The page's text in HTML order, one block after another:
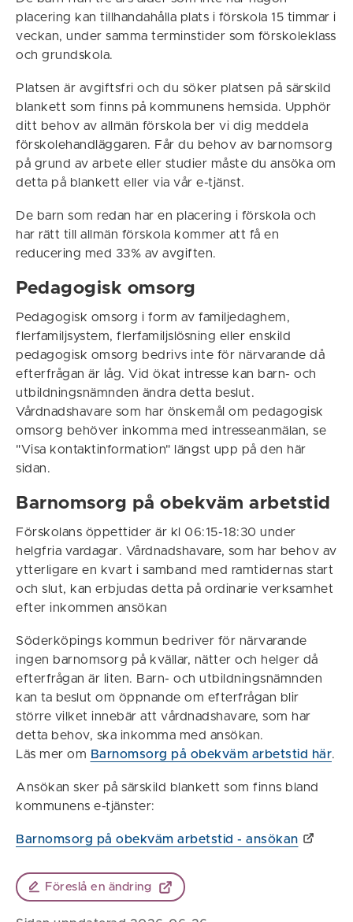
placering kan tillhandahålla plats i förskola 15 timmar i
veckan, under samma terminstider som förskoleklass
och grundskola.
Platsen är avgiftsfri och du söker platsen på särskild
blankett som finns på kommunens hemsida. Upphör
ditt behov av allmän förskola ber vi dig meddela
förskolehandläggaren. Får du behov av barnomsorg
på grund av arbete eller studier måste du ansöka om
detta på blankett eller via vår e-tjänst.
De barn som redan har en placering i förskola och
har rätt till allmän förskola kommer att få en
reducering med 33% av avgiften.
Pedagogisk omsorg
Pedagogisk omsorg i form av familjedaghem,
flerfamiljsystem, flerfamiljslösning eller enskild
pedagogisk omsorg bedrivs inte för närvarande då
efterfrågan är låg. Vid ökat intresse kan barn- och
utbildningsnämnden ändra detta beslut.
Vårdnadshavare som har önskemål om pedagogisk
omsorg behöver inkomma med intresseanmälan, se
"Visa kontaktinformation" längst upp på den här
sidan.
Barnomsorg på obekväm arbetstid
Förskolans öppettider är kl 06:15-18:30 under
helgfria vardagar. Vårdnadshavare, som har behov av
ytterligare en kvart i samband med ramtidernas start
och slut, kan erbjudas detta på ordinarie verksamhet
efter inkommen ansökan
Söderköpings kommun bedriver för närvarande
ingen barnomsorg på kvällar, nätter och helger då
efterfrågan är liten. Barn- och utbildningsnämnden
kan ta beslut om öppnande om efterfrågan blir
större vilket innebär att vårdnadshavare, som har
detta behov, ska inkomma med ansökan.
Läs mer om Barnomsorg på obekväm arbetstid här.
Ansökan sker på särskild blankett som finns bland
kommunens e-tjänster:
Barnomsorg på obekväm arbetstid - ansökan
Föreslå en ändring